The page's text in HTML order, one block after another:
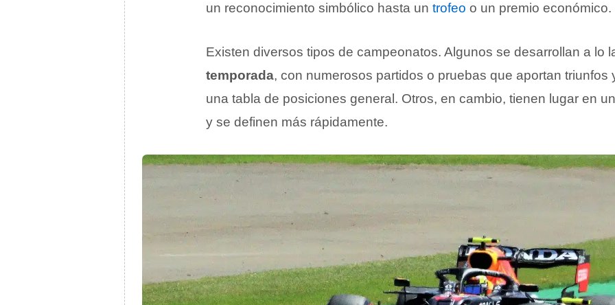
un reconocimiento simbólico hasta un trofeo o un premio económico.
Existen diversos tipos de campeonatos. Algunos se desarrollan a lo
temporada, con numerosos partidos o pruebas que aportan triunfos
una tabla de posiciones general. Otros, en cambio, tienen lugar en
y se definen más rápidamente.